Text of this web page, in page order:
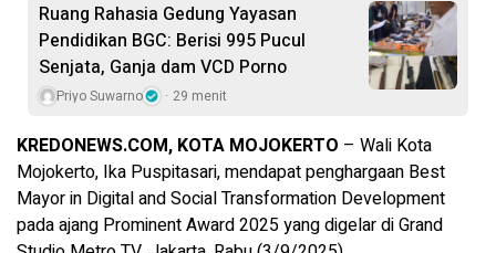
Ruang Rahasia Gedung Yayasan
Pendidikan BGC: Berisi 995 Pucul
Senjata, Ganja dam VCD Porno
Priyo Suwarno 29 menit
KREDONEWS.COM, KOTA MOJOKERTO – Wali Kota
Mojokerto, Ika Puspitasari, mendapat penghargaan Best
Mayor in Digital and Social Transformation Development
pada ajang Prominent Award 2025 yang digelar di Grand